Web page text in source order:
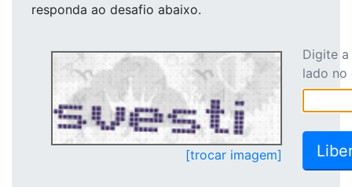
responda ao desafio abaixo.
[trocar imagem]
Digite
lado no